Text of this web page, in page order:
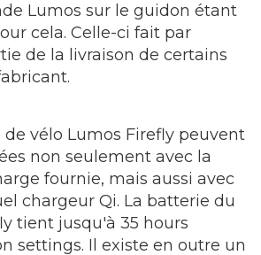
Lumos sur le guidon étant
cela. Celle-ci fait par
de la livraison de certains
de vélo Lumos Firefly peuvent
non seulement avec la
fournie, mais aussi avec
chargeur Qi. La batterie du
tient jusqu'à 35 hours
settings. Il existe en outre un